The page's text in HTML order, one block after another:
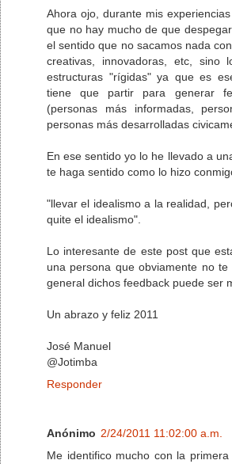
Ahora ojo, durante mis
que no hay mucho de que
el sentido que no sacamos nada
creativas, innovadoras, etc, sino
estructuras "rígidas" ya que es
tiene que partir para generar
(personas más informadas,
personas más desarrolladas
En ese sentido yo lo he llevado a
te haga sentido como lo hizo
"llevar el idealismo a la realidad,
quite el idealismo".
Lo interesante de este post que
una persona que obviamente no
general dichos feedback puede ser
Un abrazo y feliz 2011
José Manuel
@Jotimba
Responder
Anónimo 2/24/2011 11:02:00 a.m.
Me identifico mucho con la